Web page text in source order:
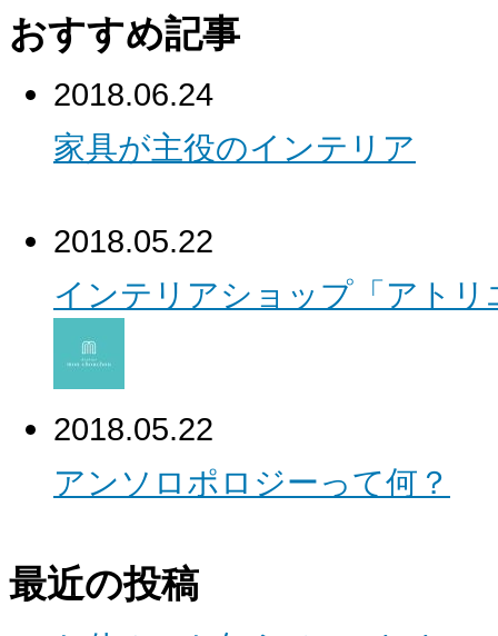
おすすめ記事
2018.06.24
家具が主役のインテリア
2018.05.22
インテリアショップ「アト
2018.05.22
アンソロポロジーって何？
最近の投稿